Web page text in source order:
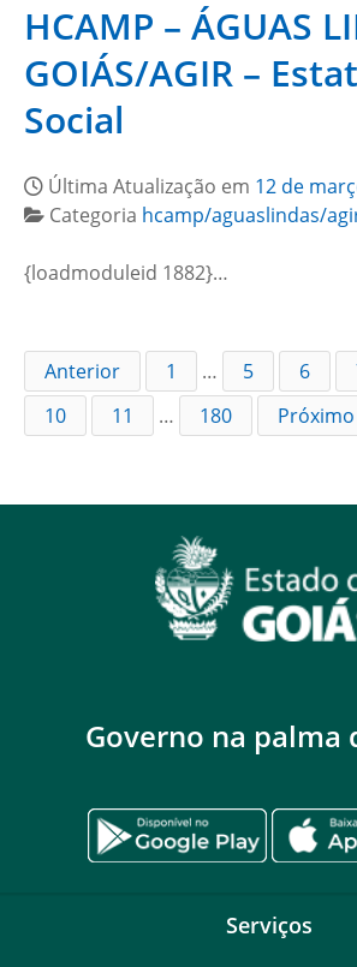
HCAMP – ÁGUAS
GOIÁS/AGIR –
Social
Última Atualização em 12 de
Categoria hcamp/aguaslindas/
{loadmoduleid 1882}…
Anterior 1 … 5 6
10
11 … 180 Próximo
Governo na palma
Serviços